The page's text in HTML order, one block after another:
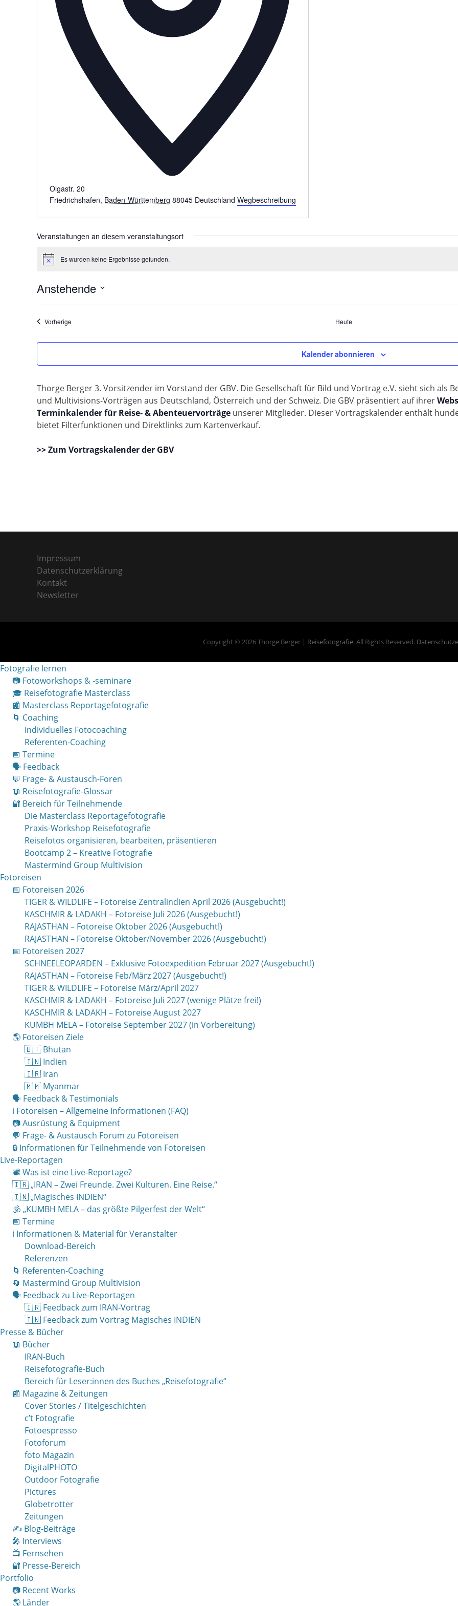
Olgastr. 20
Friedrichshafen, Baden-Württemberg 88045 Deutschland Wegbeschreibung
Veranstaltungen an diesem veranstaltungsort
HinweisEs wurden keine Ergebnisse gefunden.
Anstehende
Datum
VorherigeVeranstaltungen Heute
Kalender abonnieren
Thorge Berger 3. Vorsitzender im Vorstand der GBV. Die Gesellschaft für Bild und Vortrag e.V. sieht sich als
und Multivisions-Vorträgen aus Deutschland, Österreich und der Schweiz. Die GBV präsentiert auf ihrer
Terminkalender für Reise- & Abenteuervorträgeunserer Mitglieder. Dieser Vortragskalender enthält
bietet Filterfunktionen und Direktlinks zum Kartenverkauf.
>> Zum Vortragskalender der GBV
Impressum
Datenschutzerklärung
Kontakt
Newsletter
Copyright © 2026 Thorge Berger | Reisefotografie. All Rights Reserved.
Fotografie lernen
📷 Fotoworkshops & -seminare
🎓 Reisefotografie Masterclass
📰 Masterclass Reportagefotografie
🌀 Coaching
Individuelles Fotocoaching
Referenten-Coaching
📅 Termine
🗣 Feedback
💬 Frage- & Austausch-Foren
📖 Reisefotografie-Glossar
🔐 Bereich für Teilnehmende
Die Masterclass Reportagefotografie
Praxis-Workshop Reisefotografie
Reisefotos organisieren, bearbeiten, präsentieren
Bootcamp 2 – Kreative Fotografie
Mastermind Group Multivision
Fotoreisen
📅 Fotoreisen 2026
TIGER & WILDLIFE – Fotoreise Zentralindien April 2026 (Ausgebucht!)
KASCHMIR & LADAKH – Fotoreise Juli 2026 (Ausgebucht!)
RAJASTHAN – Fotoreise Oktober 2026 (Ausgebucht!)
RAJASTHAN – Fotoreise Oktober/November 2026 (Ausgebucht!)
📅 Fotoreisen 2027
SCHNEELEOPARDEN – Exklusive Fotoexpedition Februar 2027 (Ausgebucht!)
RAJASTHAN – Fotoreise Feb/März 2027 (Ausgebucht!)
TIGER & WILDLIFE – Fotoreise März/April 2027
KASCHMIR & LADAKH – Fotoreise Juli 2027 (wenige Plätze frei!)
KASCHMIR & LADAKH – Fotoreise August 2027
KUMBH MELA – Fotoreise September 2027 (in Vorbereitung)
🌎 Fotoreisen Ziele
🇧🇹 Bhutan
🇮🇳 Indien
🇮🇷 Iran
🇲🇲 Myanmar
🗣 Feedback & Testimonials
ℹ️ Fotoreisen – Allgemeine Informationen (FAQ)
📷 Ausrüstung & Equipment
💬 Frage- & Austausch Forum zu Fotoreisen
🔒 Informationen für Teilnehmende von Fotoreisen
Live-Reportagen
📽 Was ist eine Live-Reportage?
🇮🇷 „IRAN – Zwei Freunde. Zwei Kulturen. Eine Reise.“
🇮🇳 „Magisches INDIEN“
🕉 „KUMBH MELA – das größte Pilgerfest der Welt“
📅 Termine
ℹ️ Informationen & Material für Veranstalter
Download-Bereich
Referenzen
🌀 Referenten-Coaching
🔄 Mastermind Group Multivision
🗣 Feedback zu Live-Reportagen
🇮🇷 Feedback zum IRAN-Vortrag
🇮🇳 Feedback zum Vortrag Magisches INDIEN
Presse & Bücher
📖 Bücher
IRAN-Buch
Reisefotografie-Buch
Bereich für Leser:innen des Buches „Reisefotografie“
📰 Magazine & Zeitungen
Cover Stories / Titelgeschichten
c’t Fotografie
Fotoespresso
Fotoforum
foto Magazin
DigitalPHOTO
Outdoor Fotografie
Pictures
Globetrotter
Zeitungen
✍️ Blog-Beiträge
🎤 Interviews
📺 Fernsehen
🔐 Presse-Bereich
Portfolio
📷 Recent Works
🌎 Länder